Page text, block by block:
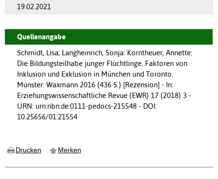
19.02.2021
Quellenangabe
Schmidt, Lisa; Langheinrich, Sonja: Korntheuer, Annette:
Die Bildungsteilhabe junger Flüchtlinge. Faktoren von
Inklusion und Exklusion in München und Toronto.
Münster: Waxmann 2016 (436 S.) [Rezension] - In:
Erziehungswissenschaftliche Revue (EWR) 17 (2018) 3 -
URN: urn:nbn:de:0111-pedocs-215548 - DOI:
10.25656/01:21554
Drucken Merken